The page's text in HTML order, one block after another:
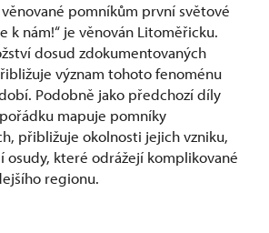
pomníkům první světové
k nám!“ je věnován Litoměřicku.
dosud zdokumentovaných
význam tohoto fenoménu
Podobně jako předchozí díly
mapuje pomníky
přibližuje okolnosti jejich vzniku,
osudy, které odrážejí komplikované
regionu.